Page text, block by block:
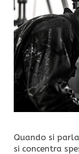
Quando si
si concentra